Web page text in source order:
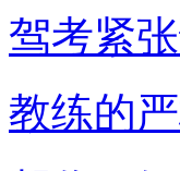
驾考紧
教练的